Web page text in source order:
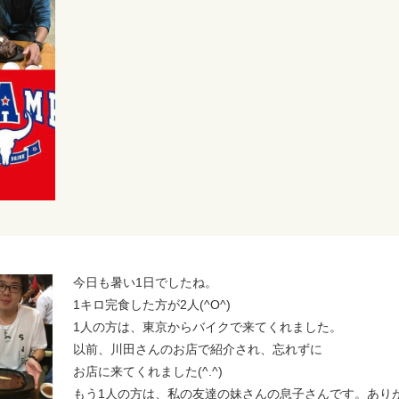
今日も暑い1日でしたね。
1キロ完食した方が2人(^O^)
1人の方は、東京からバイクで来てくれました。
以前、川田さんのお店で紹介され、忘れずに
お店に来てくれました(^.^)
もう1人の方は、私の友達の妹さんの息子さんです。あり